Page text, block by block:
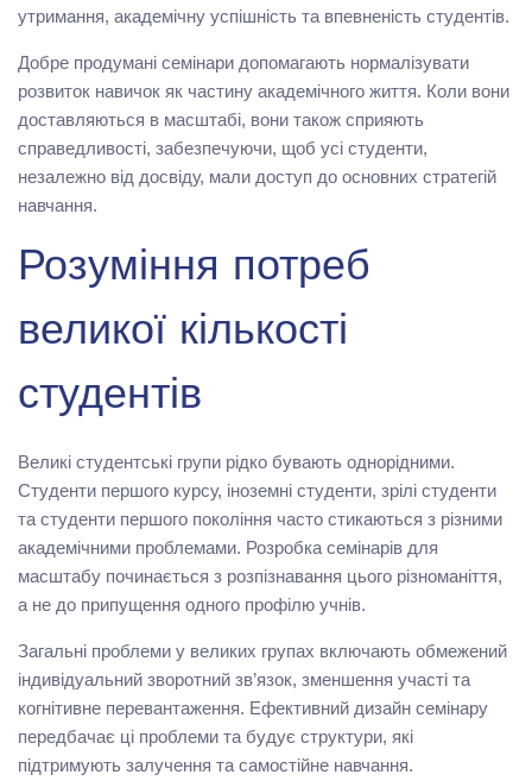
утримання, академічну успішність та впевненість студентів.
Добре продумані семінари допомагають нормалізувати
розвиток навичок як частину академічного життя. Коли вони
доставляються в масштабі, вони також сприяють
справедливості, забезпечуючи, щоб усі студенти,
незалежно від досвіду, мали доступ до основних стратегій
навчання.
Розуміння потреб
великої кількості
студентів
Великі студентські групи рідко бувають однорідними.
Студенти першого курсу, іноземні студенти, зрілі студенти
та студенти першого покоління часто стикаються з різними
академічними проблемами. Розробка семінарів для
масштабу починається з розпізнавання цього різноманіття,
а не до припущення одного профілю учнів.
Загальні проблеми у великих групах включають обмежений
індивідуальний зворотний зв’язок, зменшення участі та
когнітивне перевантаження. Ефективний дизайн семінару
передбачає ці проблеми та будує структури, які
підтримують залучення та самостійне навчання.